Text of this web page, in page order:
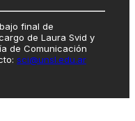
final de
de Laura Svid y
de Comunicación
sci@unsl.edu.ar